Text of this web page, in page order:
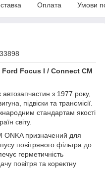
Оплата Умови
Ford Focus I / Connect CM
з 1977 року,
підвіски та трансмісії.
стандартам якості
світу.
ONKA призначений для
повітряного фільтра до
герметичність
повітря та коректну